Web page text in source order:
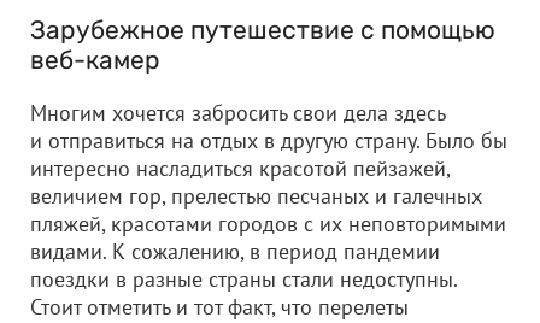
Зарубежное путешествие с помощью
веб-камер
Многим хочется забросить свои дела здесь
и отправиться на отдых в другую страну. Было бы
интересно насладиться красотой пейзажей,
величием гор, прелестью песчаных и галечных
пляжей, красотами городов с их неповторимыми
видами. К сожалению, в период пандемии
поездки в разные страны стали недоступны.
Стоит отметить и тот факт, что перелеты